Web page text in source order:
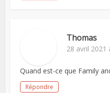
Thomas
28 avril 2021
Quand est-ce que Family
Répondre